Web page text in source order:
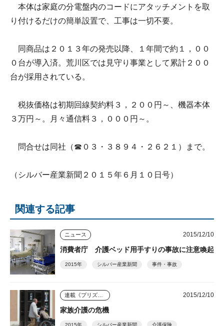
本体は家庭の分電盤内のコードにアタッチメントを取
り付けるだけの簡単設置で、工事は一切不要。
同商品は２０１３年の発売以降、１年間で約１，００
０台が導入済。荒川区では見守り事業として累計２００
台が採用されている。
税抜価格は初期回線契約料３，２００円～、機器本体
３万円～。月々通信料３，０００円～。
問合せは同社（☎０３・３８９４・２６２１）まで。
（シルバー産業新聞２０１５年６月１０日号）
関連する記事
ニュース 2015/12/10
消費者庁 介護ベッド用手すりの事故に注意喚起
2015年 シルバー産業新聞 事件・事故
2015/12/10
家族介護の危機
2015年 シルバー産業新聞 介護保険